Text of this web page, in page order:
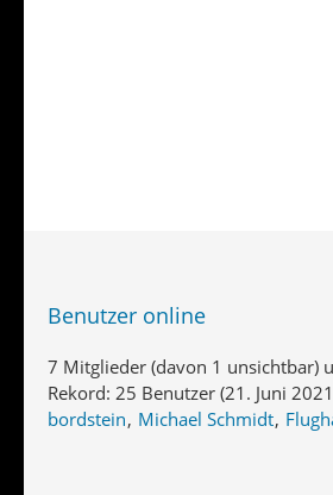
Benutzer online
7 Mitglieder (davon 1 unsichtbar)
Rekord: 25 Benutzer (21. Juni
bordstein Michael Schmidt